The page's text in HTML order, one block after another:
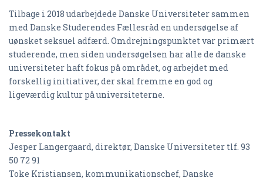
Tilbage i 2018 udarbejdede Danske Universiteter sammen
med Danske Studerendes Fællesråd en undersøgelse af
uønsket seksuel adfærd. Omdrejningspunktet var primært
studerende, men siden undersøgelsen har alle de danske
universiteter haft fokus på området, og arbejdet med
forskellig initiativer, der skal fremme en god og
ligeværdig kultur på universiteterne.
Pressekontakt
Jesper Langergaard, direktør, Danske Universiteter tlf. 93
50 72 91
Toke Kristiansen, kommunikationschef, Danske